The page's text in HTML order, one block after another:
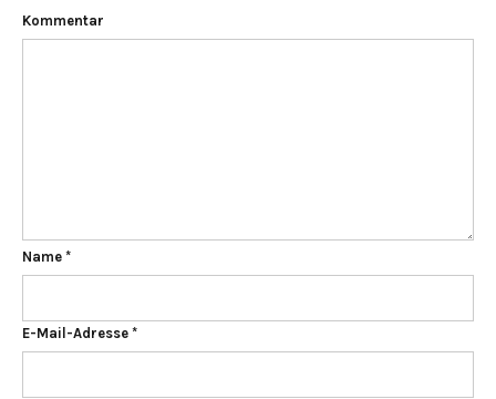
Kommentar
Name *
E-Mail-Adresse *